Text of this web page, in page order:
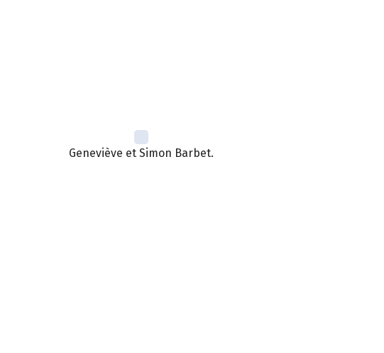
Geneviève et Simon Barbet.